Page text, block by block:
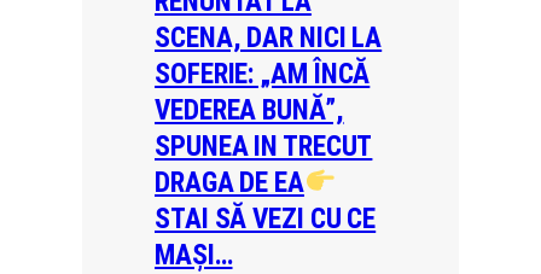
SCENA, DAR NICI LA
SOFERIE: „AM ÎNCĂ
VEDEREA BUNĂ”,
SPUNEA IN TRECUT
DRAGA DE EA
STAI SĂ VEZI CU CE
MAȘI…